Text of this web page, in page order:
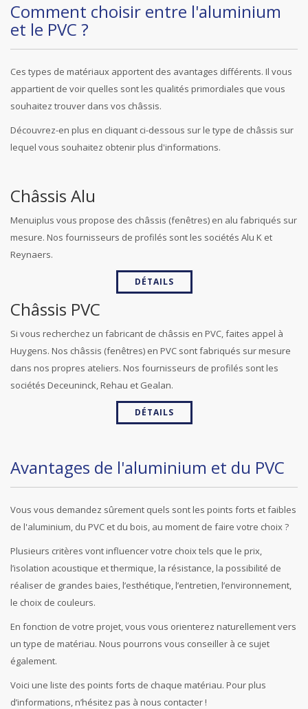
Comment choisir entre l'aluminium
et le PVC ?
Ces types de matériaux apportent des avantages différents. Il vous
appartient de voir quelles sont les qualités primordiales que vous
souhaitez trouver dans vos châssis.
Découvrez-en plus en cliquant ci-dessous sur le type de châssis sur
lequel vous souhaitez obtenir plus d'informations.
Châssis Alu
Menuiplus vous propose des châssis (fenêtres) en alu fabriqués sur
mesure. Nos fournisseurs de profilés sont les sociétés Alu K et
Reynaers.
DÉTAILS
Châssis PVC
Si vous recherchez un fabricant de châssis en PVC, faites appel à
Huygens. Nos châssis (fenêtres) en PVC sont fabriqués sur mesure
dans nos propres ateliers. Nos fournisseurs de profilés sont les
sociétés Deceuninck, Rehau et Gealan.
DÉTAILS
Avantages de l'aluminium et du PVC
Vous vous demandez sûrement quels sont les points forts et faibles
de l'aluminium, du PVC et du bois, au moment de faire votre choix ?
Plusieurs critères vont influencer votre choix tels que le prix,
l’isolation acoustique et thermique, la résistance, la possibilité de
réaliser de grandes baies, l’esthétique, l’entretien, l’environnement,
le choix de couleurs.
En fonction de votre projet, vous vous orienterez naturellement vers
un type de matériau. Nous pourrons vous conseiller à ce sujet
également.
Voici une liste des points forts de chaque matériau. Pour plus
d’informations, n’hésitez pas à nous contacter !